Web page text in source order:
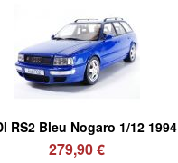
RS2 Bleu Nogaro 1/12 1994
279,90 €